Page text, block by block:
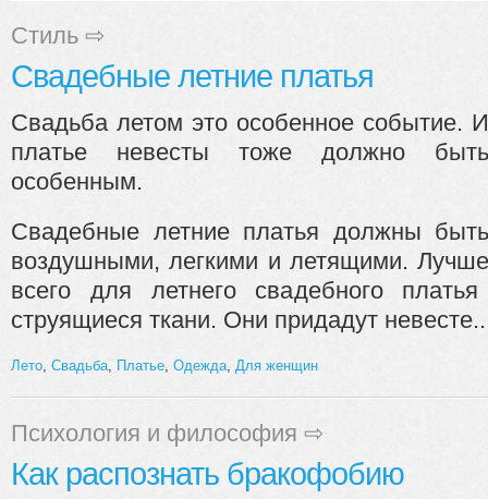
Стиль ⇨
Свадебные летние платья
Свадьба летом это особенное событие. И
платье невесты тоже должно быть
особенным.
Свадебные летние платья должны быть
воздушными, легкими и летящими. Лучше
всего для летнего свадебного платья
струящиеся ткани. Они придадут
Лето Свадьба Платье Одежда Для женщин
Психология и философия ⇨
Как распознать бракофобию